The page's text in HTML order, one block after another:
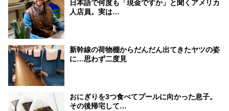
日本語で何度も「現金ですか」と聞くアメリカ
人店員。実は…
新幹線の荷物棚からだんだん出てきたヤツの姿
に…思わず二度見
おにぎりを3つ食べてプールに向かった息子。
その後帰宅して…